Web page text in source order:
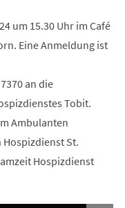
um 15.30 Uhr im Café
Eine Anmeldung ist
an die
Tobit.
Ambulanten
St.
Hospizdienst